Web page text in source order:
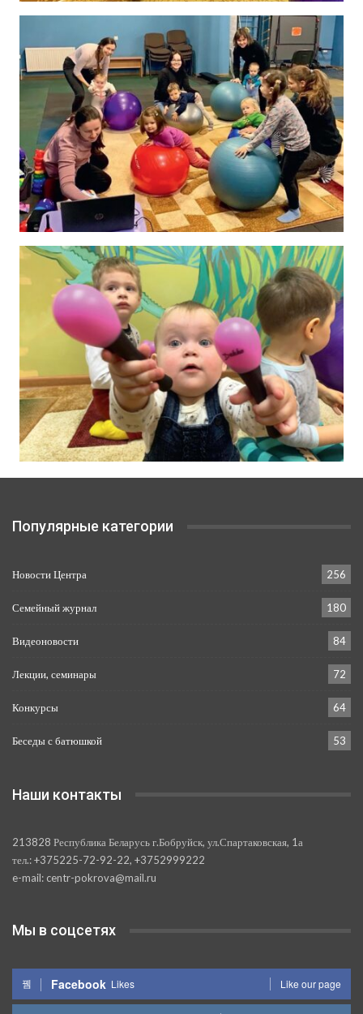
Популярные категории
Новости Центра 256
Семейный журнал 180
Видеоновости 84
Лекции, семинары 72
Конкурсы 64
Беседы с батюшкой 53
Наши контакты
213828 Республика Беларусь г.Бобруйск, ул.Спартаковская, 1а
тел.: +375225-72-92-22, +3752999222
e-mail: centr-pokrova@mail.ru
Мы в соцсетях
Facebook Likes Like our page